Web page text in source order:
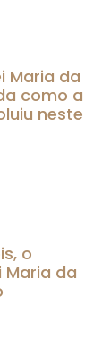
Maria da
como a
neste
o
Maria da